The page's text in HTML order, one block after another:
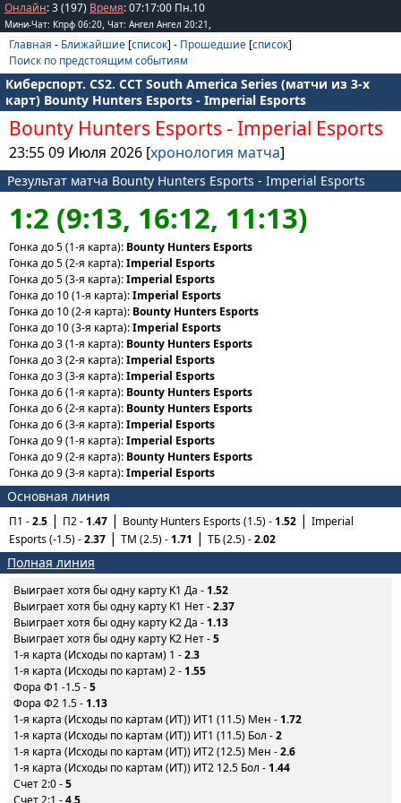
Онлайн: 3 (197) Время:07:17:00 Пн.10
Мини-Чат: Кпрф 06:20, Чат: Ангел Ангел 20:21 ,
Главная - Ближайшие [список] - Прошедшие [список]
Поиск по предстоящим событиям
Киберспорт. CS2. CCT South America Series (матчи из 3-х
карт) Bounty Hunters Esports - Imperial Esports
Bounty Hunters Esports - Imperial Esports
23:55 09 Июля 2026 [хронология матча]
Результат матча Bounty Hunters Esports - Imperial Esports
1:2 (9:13, 16:12, 11:13)
Гонка до 5 (1-я карта): Bounty Hunters Esports
Гонка до 5 (2-я карта):Imperial Esports
Гонка до 5 (3-я карта):Imperial Esports
Гонка до 10 (1-я карта):Imperial Esports
Гонка до 10 (2-я карта): Bounty Hunters Esports
Гонка до 10 (3-я карта):Imperial Esports
Гонка до 3 (1-я карта): Bounty Hunters Esports
Гонка до 3 (2-я карта):Imperial Esports
Гонка до 3 (3-я карта):Imperial Esports
Гонка до 6 (1-я карта): Bounty Hunters Esports
Гонка до 6 (2-я карта): Bounty Hunters Esports
Гонка до 6 (3-я карта):Imperial Esports
Гонка до 9 (1-я карта):Imperial Esports
Гонка до 9 (2-я карта): Bounty Hunters Esports
Гонка до 9 (3-я карта):Imperial Esports
Основная линия
П1 -2.5 П2 -1.47 Bounty Hunters Esports (1.5) -1.52
Imperial
Esports (-1.5) -2.37 ТМ (2.5) -1.71 ТБ (2.5) -2.02
Полная линия
Выиграет хотя бы одну карту K1 Да - 1.52
Выиграет хотя бы одну карту K1 Нет -2.37
Выиграет хотя бы одну карту K2 Да - 1.13
Выиграет хотя бы одну карту K2 Нет -5
1-я карта (Исходы по картам) 1 -2.3
1-я карта (Исходы по картам) 2 - 1.55
Фора Ф1 -1.5 -5
Фора Ф2 1.5 - 1.13
1-я карта (Исходы по картам (ИТ)) ИТ1 (11.5) Мен - 1.72
1-я карта (Исходы по картам (ИТ)) ИТ1 (11.5) Бол -2
1-я карта (Исходы по картам (ИТ)) ИТ2 (12.5) Мен -2.6
1-я карта (Исходы по картам (ИТ)) ИТ2 12.5 Бол - 1.44
Счет 2:0 -5
Счет 2:1 -4.5